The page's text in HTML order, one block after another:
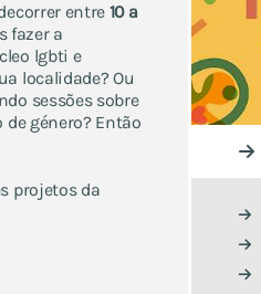
entre 10 a
fazer a
lgbti e
localidade? Ou
sessões sobre
género? Então
projetos da